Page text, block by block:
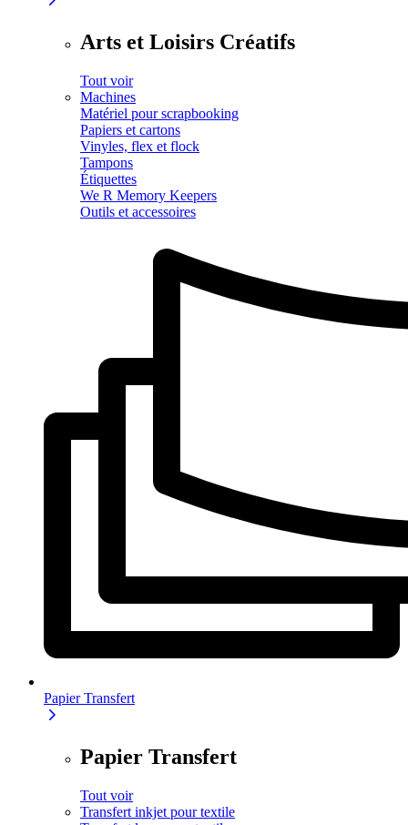
Arts et Loisirs Créatifs
Tout voir
Machines
Matériel pour scrapbooking
Papiers et cartons
Vinyles, flex et flock
Tampons
Étiquettes
We R Memory Keepers
Outils et accessoires
Papier Transfert
Papier Transfert
Tout voir
Transfert inkjet pour textile